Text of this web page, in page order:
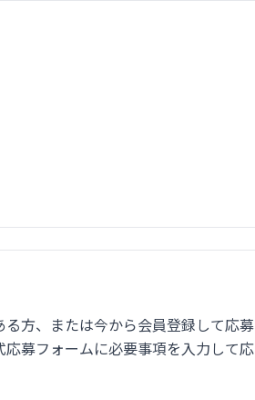
方、または今から会員登録して応募
募フォームに必要事項を入力して応